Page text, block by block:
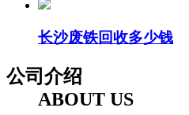
长沙废铁回收多少钱
公司介绍
ABOUT US